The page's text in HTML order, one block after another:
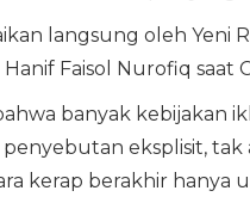
langsung oleh Yeni
Faisol Nurofiq saat
banyak kebijakan
penyebutan eksplisit,
kerap berakhir hanya